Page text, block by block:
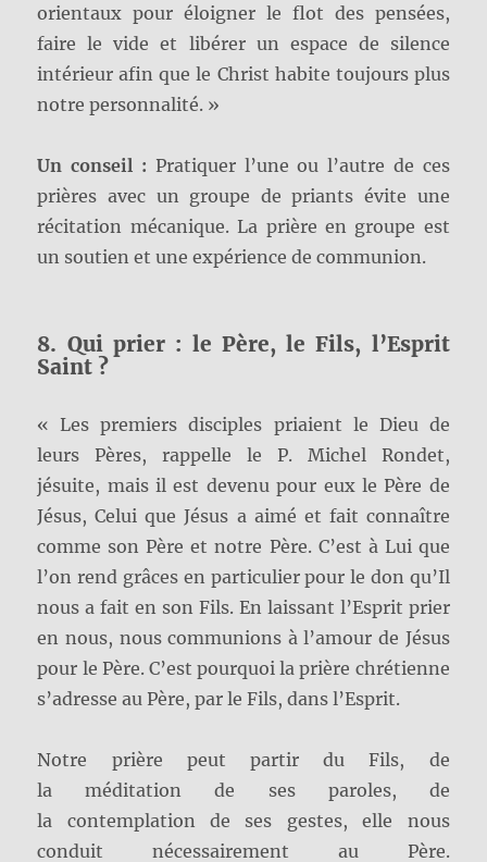
orientaux pour éloigner le flot des pensées,
faire le vide et libérer un espace de silence
intérieur afin que le Christ habite toujours plus
notre personnalité. »
Un conseil : Pratiquer l’une ou l’autre de ces
prières avec un groupe de priants évite une
récitation mécanique. La prière en groupe est
un soutien et une expérience de communion.
8. Qui prier : le Père, le Fils, l’Esprit
Saint ?
« Les premiers disciples priaient le Dieu de
leurs Pères, rappelle le P. Michel Rondet,
jésuite, mais il est devenu pour eux le Père de
Jésus, Celui que Jésus a aimé et fait connaître
comme son Père et notre Père. C’est à Lui que
l’on rend grâces en particulier pour le don qu’Il
nous a fait en son Fils. En laissant l’Esprit prier
en nous, nous communions à l’amour de Jésus
pour le Père. C’est pourquoi la prière chrétienne
s’adresse au Père, par le Fils, dans l’Esprit.
Notre prière peut partir du Fils, de
la méditation de ses paroles, de
la contemplation de ses gestes, elle nous
conduit nécessairement au Père.